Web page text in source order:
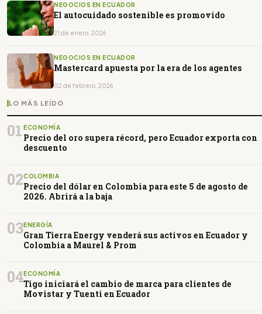
NEGOCIOS EN ECUADOR
El autocuidado sostenible es promovido
21 de enero, 2026
NEGOCIOS EN ECUADOR
Mastercard apuesta por la era de los agentes
02 de febrero, 2026
LO MÁS LEÍDO
01 ECONOMÍA
Precio del oro supera récord, pero Ecuador exporta con
descuento
02COLOMBIA
Precio del dólar en Colombia para este 5 de agosto de
2026. Abrirá a la baja
03ENERGÍA
Gran Tierra Energy venderá sus activos en Ecuador y
Colombia a Maurel & Prom
04ECONOMÍA
Tigo iniciará el cambio de marca para clientes de
Movistar y Tuenti en Ecuador